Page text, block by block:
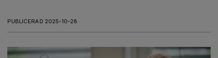
PUBLICERAD 2025-10-28